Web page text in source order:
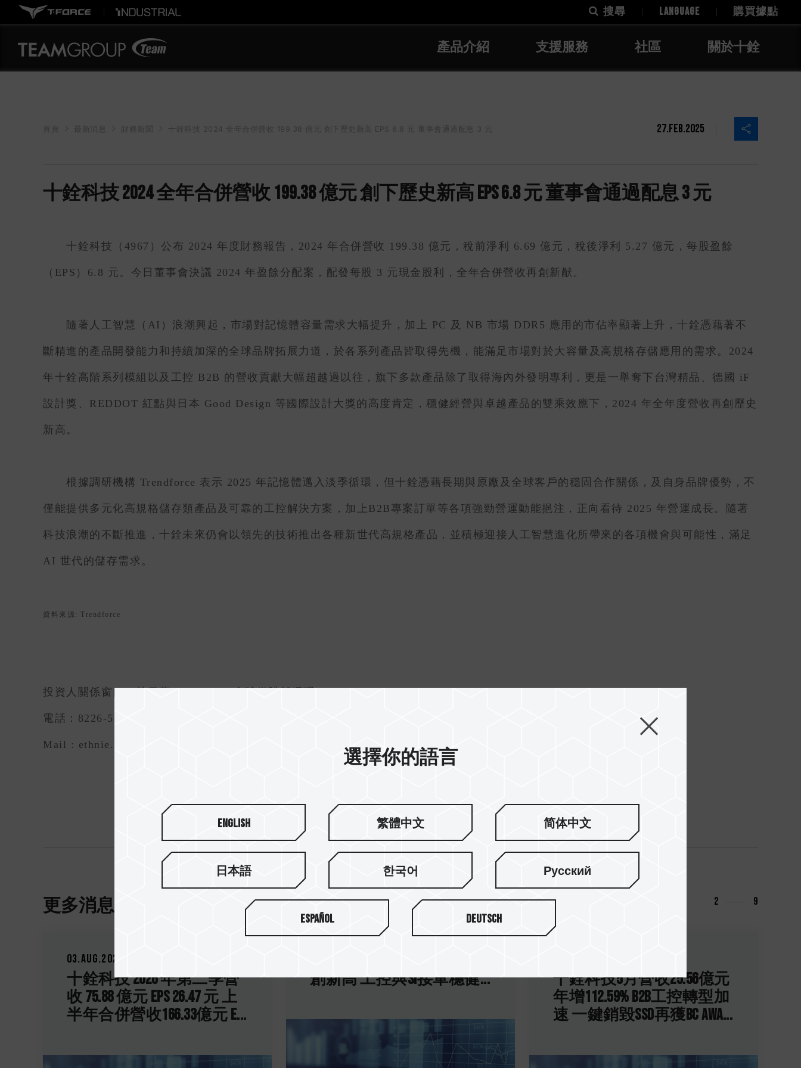
搜尋 LANGUAGE 購買據點
產品介紹 支援服務 社區 關於十銓
最新消息 財務新聞 十銓科技 2024 全年合併營收 199.38 億元 創下歷史新高 EPS 6.8 元 董事會通過配息 3 元 27.Feb.2025
十銓科技 2024 全年合併營收 199.38 億元 創下歷史新高 EPS 6.8 元 董事會通過配息 3 元
十銓科技（4967）公布 2024 年度財務報告，2024 年合併營收 199.38 億元，稅前淨利 6.69 億元，稅後淨利 5.27 億元，每股盈餘
（EPS）6.8 元。今日董事會決議 2024 年盈餘分配案，配發每股 3 元現金股利，全年合併營收再創新猷。
隨著人工智慧（AI）浪潮興起，市場對記憶體容量需求大幅提升，加上 PC 及 NB 市場 DDR5 應用的市佔率顯著上升，十銓憑藉著不
斷精進的產品開發能力和持續加深的全球品牌拓展力道，於各系列產品皆取得先機，能滿足市場對於大容量及高規格存儲應用的需求。2024
年十銓高階系列模組以及工控 B2B 的營收貢獻大幅超越過以往，旗下多款產品除了取得海內外發明專利，更是一舉奪下台灣精品、德國 iF
設計獎、REDDOT 紅點與日本 Good Design 等國際設計大獎的高度肯定，穩健經營與卓越產品的雙乘效應下，2024 年全年度營收再創歷史
新高。
根據調研機構 Trendforce 表示 2025 年記憶體邁入淡季循環，但十銓憑藉長期與原廠及全球客戶的穩固合作關係，及自身品牌優勢，不
僅能提供多元化高規格儲存類產品及可靠的工控解決方案，加上B2B專案訂單等各項強勁營運動能挹注，正向看待 2025 年營運成長。隨著
科技浪潮的不斷推進，十銓未來仍會以領先的技術推出各種新世代高規格產品，並積極迎接人工智慧進化所帶來的各項機會與可能性，滿足
AI 世代的儲存需求。
資料來源: Trendforce
投資人關係窗口 : 林佩蓉 Ethnie Lin 全球媒體部經理
電話：8226-5000 ext.295
Mail : ethnie.lin@teamgroup.com.tw
更多消息 2 9
03.Aug.2026
十銓科技 2026 年第二季營
收 75.88 億元 EPS 26.47 元 上
半年合併營收166.33億元 E...
07.Jul.2026
創新高 工控與SI接單穩健...
十銓科技5月營收25.56億元
年增112.59% B2B工控轉型加
速 一鍵銷毀SSD再獲BC Awa...
選擇你的語言
English 繁體中文 简体中文
日本語 한국어 Русский
Español Deutsch